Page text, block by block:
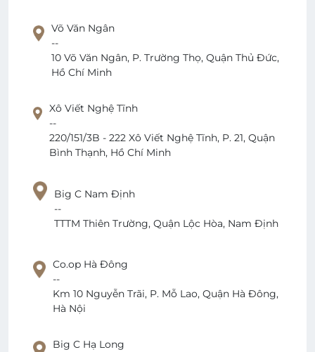
Võ Văn Ngân
--
10 Võ Văn Ngân, P. Trường Thọ, Quận Thủ Đức,
Hồ Chí Minh
Xô Viết Nghệ Tĩnh
--
220/151/3B - 222 Xô Viết Nghệ Tĩnh, P. 21, Quận
Bình Thạnh, Hồ Chí Minh
Big C Nam Định
--
TTTM Thiên Trường, Quận Lộc Hòa, Nam Định
Co.op Hà Đông
--
Km 10 Nguyễn Trãi, P. Mỗ Lao, Quận Hà Đông,
Hà Nội
Big C Hạ Long